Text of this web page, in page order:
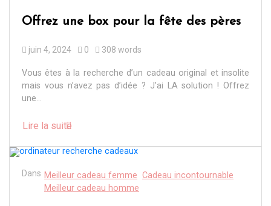
Offrez une box pour la fête des pères
juin 4, 2024 0 308 words
Vous êtes à la recherche d’un cadeau original et insolite
mais vous n’avez pas d’idée ? J’ai LA solution ! Offrez
une...
Lire la suite
Dans Meilleur cadeau femme Cadeau incontournable
Meilleur cadeau homme